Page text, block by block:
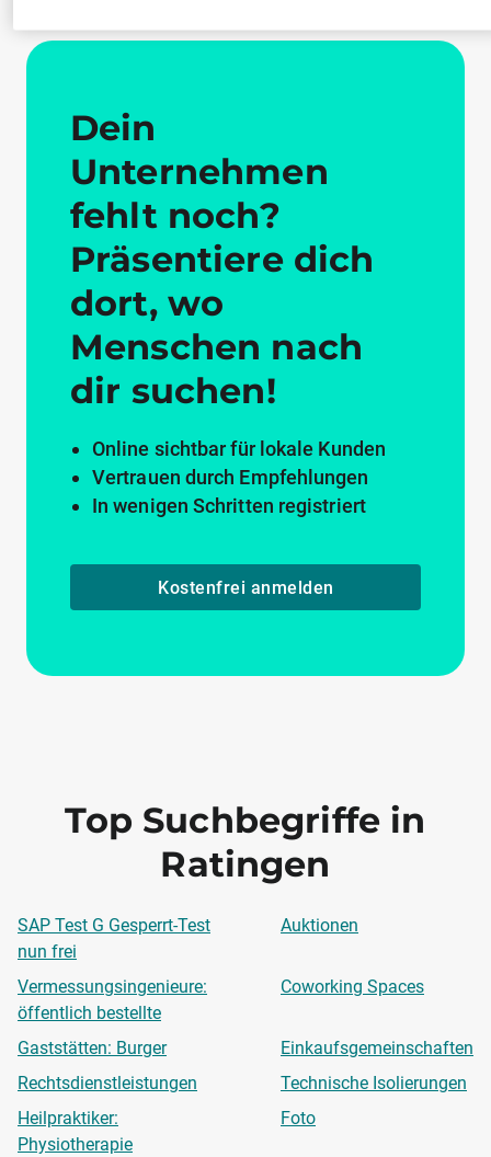
Dein
Unternehmen
fehlt noch?
Präsentiere dich
dort, wo
Menschen nach
dir suchen!
Online sichtbar für lokale Kunden
Vertrauen durch Empfehlungen
In wenigen Schritten registriert
Kostenfrei anmelden
Top Suchbegriffe in
Ratingen
SAP Test G Gesperrt-Test
nun frei
Auktionen
Vermessungsingenieure:
öffentlich bestellte
Coworking Spaces
Gaststätten: Burger
Einkaufsgemeinschaften
Rechtsdienstleistungen
Technische Isolierungen
Heilpraktiker:
Physiotherapie
Foto